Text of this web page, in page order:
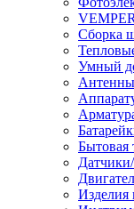
VEMPER
Сборка
Умный
Антенны
Бытовая
Изделия